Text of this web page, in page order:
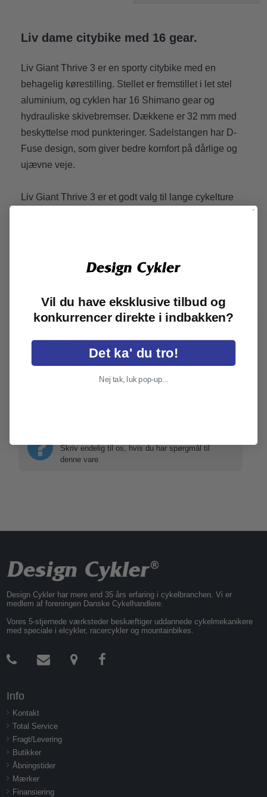
Liv dame citybike med 16 gear.
Liv Giant Thrive 3 er en sporty citybike med en
behagelig kørestilling. Stellet er fremstillet i let stel
aluminium, og cyklen har 16 Shimano gear og
hydrauliske skivebremser. Dækkene er 32 mm med
beskyttelse mod punkteringer. Sadelstangen har D-
Fuse design, som giver bedre komfort på dårlige og
ujævne veje.
Liv Giant Thrive 3 er et godt valg til lange cykelture
Cykler leverer cyklen 100% køreklar med alt udstyr
Gælder kun udstyr
Leveringstid 2-8 hverdage, hvis varen
Skriv endelig til os, hvis du har spørgmål til
denne vare
Design Cykler har mere end 35 års erfaring i cykelbranchen. Vi er
medlem af foreningen Danske Cykelhandlere.
Vores 5-stjernede værksteder beskæftiger uddannede cykelmekanikere
med speciale i elcykler, racercykler og mountainbikes.
Info
Kontakt
Total Service
Fragt/Levering
Butikker
Åbningstider
Mærker
Finansiering
Vil du have eksklusive tilbud og
konkurrencer direkte i indbakken?
Det ka' du tro!
Nej tak, luk pop-up...